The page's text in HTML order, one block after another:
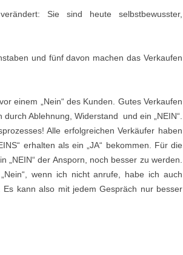
Sie sind heute selbstbewusster,
und fünf davon machen das Verkaufen
einem „Nein“ des Kunden. Gutes Verkaufen
Ablehnung, Widerstand und ein „NEIN“.
Alle erfolgreichen Verkäufer haben
erhalten als ein „JA“ bekommen. Für die
„NEIN“ der Ansporn, noch besser zu werden.
wenn ich nicht anrufe, habe ich auch
kann also mit jedem Gespräch nur besser